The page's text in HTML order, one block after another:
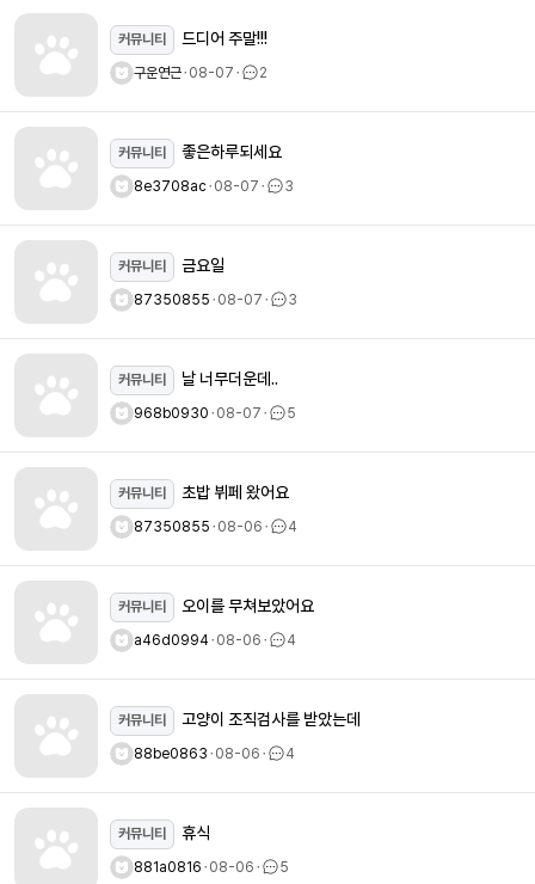
커뮤니티 드디어 주말!!!
구운연근ㆍ08-07ㆍ 2
커뮤니티 좋은하루되세요
8e3708acㆍ08-07ㆍ 3
커뮤니티 금요일
87350855ㆍ08-07ㆍ 3
커뮤니티 날 너무더운데..
968b0930ㆍ08-07ㆍ 5
커뮤니티 초밥 뷔페 왔어요
87350855ㆍ08-06ㆍ 4
커뮤니티 오이를 무쳐보았어요
a46d0994ㆍ08-06ㆍ 4
커뮤니티 고양이 조직검사를 받았는데
88be0863ㆍ08-06ㆍ 4
커뮤니티 휴식
881a0816ㆍ08-06ㆍ 5